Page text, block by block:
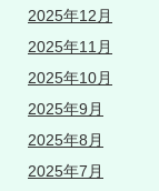
2025年12月
2025年11月
2025年10月
2025年9月
2025年8月
2025年7月